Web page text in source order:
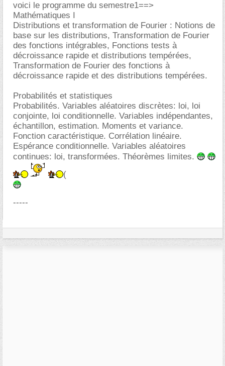
voici le programme du semestre1==>
Mathématiques I
Distributions et transformation de Fourier : Notions de
base sur les distributions, Transformation de Fourier
des fonctions intégrables, Fonctions tests à
décroissance rapide et distributions tempérées,
Transformation de Fourier des fonctions à
décroissance rapide et des distributions tempérées.
Probabilités et statistiques
Probabilités. Variables aléatoires discrètes: loi, loi
conjointe, loi conditionnelle. Variables indépendantes,
échantillon, estimation. Moments et variance.
Fonction caractéristique. Corrélation linéaire.
Espérance conditionnelle. Variables aléatoires
continues: loi, transformées. Théorèmes limites.
(
-----